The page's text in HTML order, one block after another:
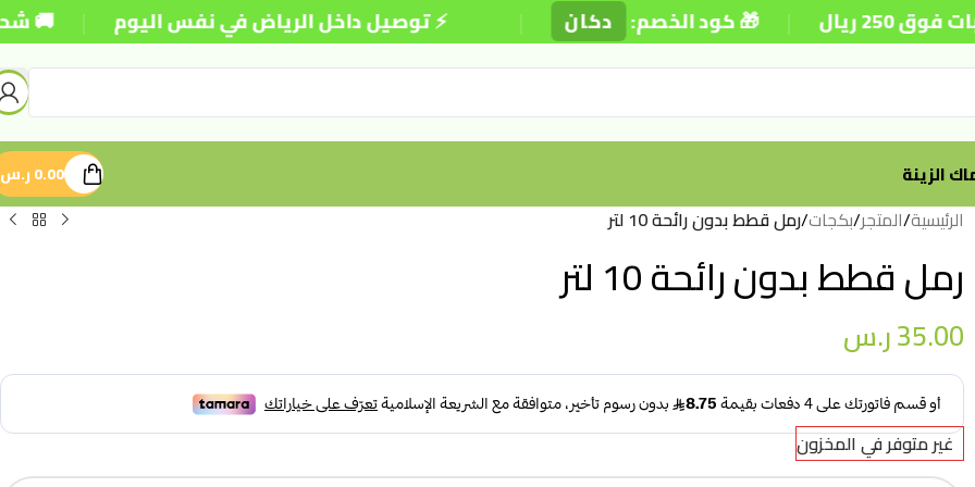
⚡ توصيل داخل الرياض في نفس اليوم | 🚚 شحن | 🎁 كود الخصم: دكان |
الزينة 0.00ر.س
الرئيسية/المتجر/بكجات/رمل قطط بدون رائحة 10 لتر
رمل قطط بدون رائحة 10 لتر
35.00ر.س
غير متوفر في المخزون